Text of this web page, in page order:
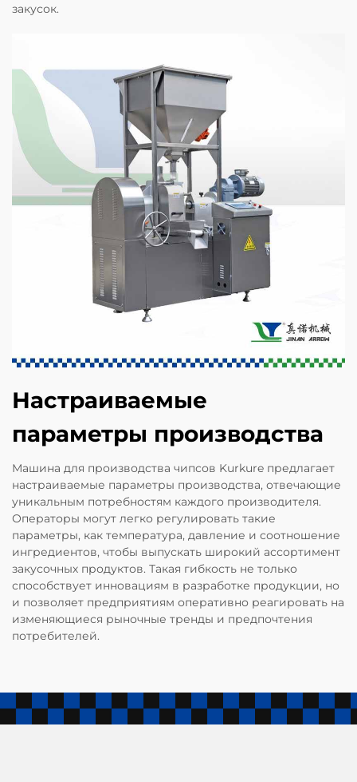
закусок.
Настраиваемые
параметры производства
Машина для производства чипсов Kurkure предлагает
настраиваемые параметры производства, отвечающие
уникальным потребностям каждого производителя.
Операторы могут легко регулировать такие
параметры, как температура, давление и соотношение
ингредиентов, чтобы выпускать широкий ассортимент
закусочных продуктов. Такая гибкость не только
способствует инновациям в разработке продукции, но
и позволяет предприятиям оперативно реагировать на
изменяющиеся рыночные тренды и предпочтения
потребителей.